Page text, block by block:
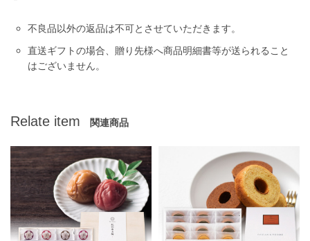
不良品以外の返品は不可とさせていただきます。
直送ギフトの場合、贈り先様へ商品明細書等が送られること
はございません。
Relate item 関連商品